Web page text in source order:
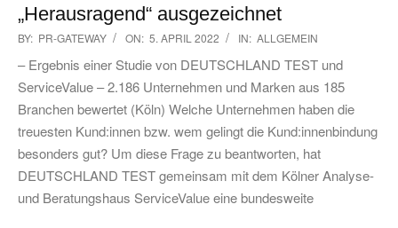
„Herausragend“ ausgezeichnet
2022-
04-
05
BY: PR-GATEWAY ON: 5. APRIL 2022 IN: ALLGEMEIN
– Ergebnis einer Studie von DEUTSCHLAND TEST und
ServiceValue – 2.186 Unternehmen und Marken aus 185
Branchen bewertet (Köln) Welche Unternehmen haben die
treuesten Kund:innen bzw. wem gelingt die Kund:innenbindung
besonders gut? Um diese Frage zu beantworten, hat
DEUTSCHLAND TEST gemeinsam mit dem Kölner Analyse-
und Beratungshaus ServiceValue eine bundesweite